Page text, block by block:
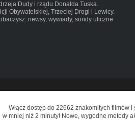
Dudy i rządu Donalda Tuska.
Obywatelskiej, Trzeciej Drogi i Lewicy.
newsy, wywiady, sondy uliczne
konferencje, relacje na żywo,
Włącz dostęp do 22662 znakomitych filmów i
w mniej niż 2 minuty! Nowe, wygodne metody